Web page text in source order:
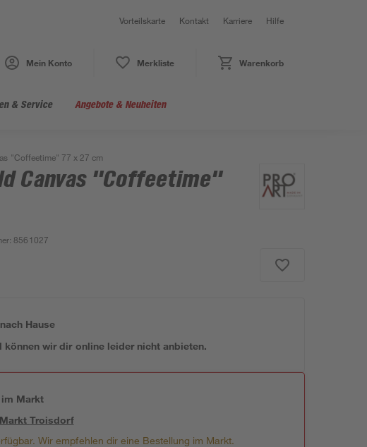
Vorteilskarte Kontakt Karriere Hilfe
Mein Konto Merkliste Warenkorb
& Service Angebote & Neuheiten
"Coffeetime" 77 x 27 cm
Canvas "Coffeetime"
: 8561027
Hause
können wir dir online leider nicht anbieten.
Markt
MarktTroisdorf
Wir empfehlen dir eine Bestellung im Markt.